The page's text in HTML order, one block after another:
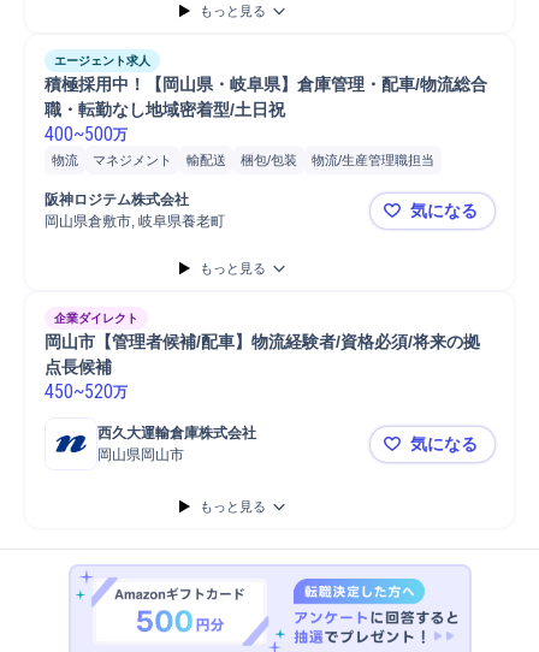
もっと見る
エージェント求人
積極採用中！【岡山県・岐阜県】倉庫管理・配車/物流総合
職・転勤なし地域密着型/土日祝
400~500万
物流 マネジメント 輸配送 梱包/包装
物流/生産管理職担当
在庫管理
倉庫管理
阪神ロジテム株式会社
岡山県倉敷市, 岐阜県養老町
積極採用中
気になる
もっと見る
企業ダイレクト
岡山市【管理者候補/配車】物流経験者/資格必須/将来の拠
点長候補
450~520万
西久大運輸倉庫株式会社
岡山県岡山市
岡山市【管
気になる
もっと見る